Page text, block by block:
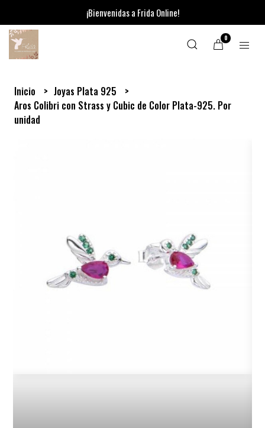
¡Bienvenidas a Frida Online!
0
Inicio
Joyas Plata 925
Aros Colibri con Strass y Cubic de Color Plata-925. Por
unidad